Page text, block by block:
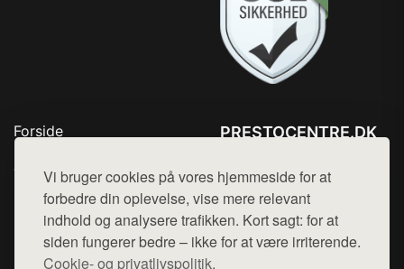
Vi bruger cookies på vores hjemmeside for at
forbedre din oplevelse, vise mere relevant
indhold og analysere trafikken. Kort sagt: for at
siden fungerer bedre – ikke for at være irriterende.
Cookie- og privatlivspolitik.
Forside
Top Rabatter
Kontakt
PRESTOCENTRE.DK
Mail: hej@want.dk
Cookie- og privatlivspolitik